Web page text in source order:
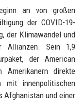
an von großen
der COVID-19-
der Klimawandel und
Allianzen. Sein 1,9
der American
Amerikanern direkte
innenpolitischen
Afghanistan und einer